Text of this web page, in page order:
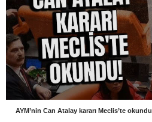
AYM’nin Can Atalay kararı Meclis’te okundu